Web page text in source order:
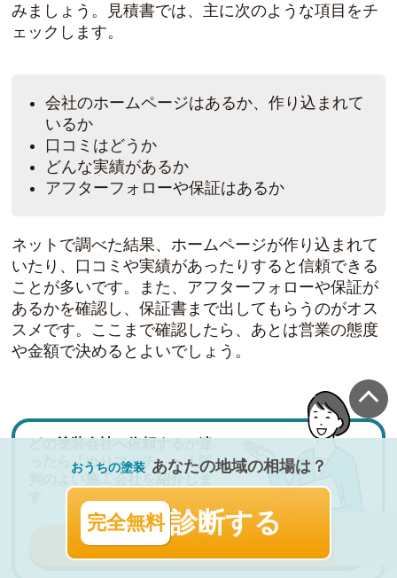
みましょう。見積書では、主に次のような項目をチ
ェックします。
会社のホームページはあるか、作り込まれて
いるか
口コミはどうか
どんな実績があるか
アフターフォローや保証はあるか
ネットで調べた結果、ホームページが作り込まれて
いたり、口コミや実績があったりすると信頼できる
ことが多いです。また、アフターフォローや保証が
あるかを確認し、保証書まで出してもらうのがオス
スメです。ここまで確認したら、あとは営業の態度
や金額で決めるとよいでしょう。
ったら「ぬりマッチ」へ！評
判のよい施工会社を紹介しま
一括問い合わせスタート
おうちの塗装 あなたの地域の相場は？
完全無料 診断する